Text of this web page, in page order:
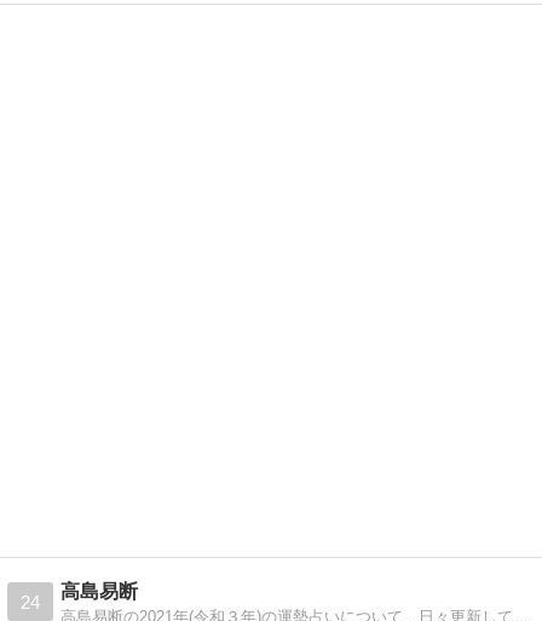
24
高島易断